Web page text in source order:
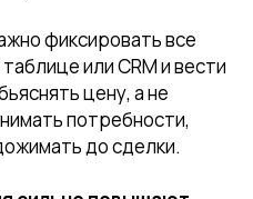
фиксировать все
или CRM и вести
цену, а не
потребности,
до сделки.